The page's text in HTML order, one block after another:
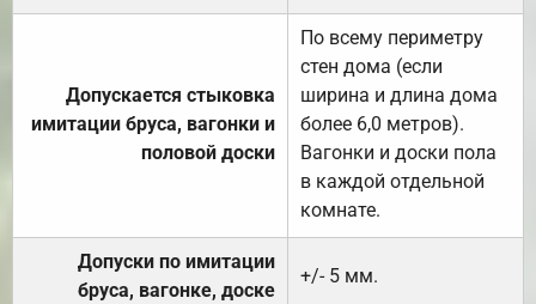
Допускается стыковка
имитации бруса, вагонки и
половой доски
По всему периметру
стен дома (если
ширина и длина дома
более 6,0 метров).
Вагонки и доски пола
в каждой отдельной
комнате.
Допуски по имитации
бруса, вагонке, доске
+/- 5 мм.